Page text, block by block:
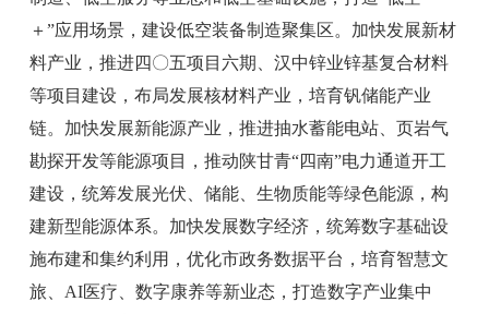
＋”应用场景，建设低空装备制造聚集区。加快发展新材
料产业，推进四〇五项目六期、 汉中锌业锌基复合材料
等项目建设，布局发展核材料产业，培育钒储能产业
链。 加快发展新能源产业， 推进抽水蓄能电站、页岩气
勘探开发等能源项目
， 推动陕甘青“四南”电力通道开工
建设，统筹发展光伏、储能、生物质能等绿色能源， 构
建新型能源体系。 加快发展数字经济，统筹数字基础设
施布建和集约利用，优化市政务数据平台，培育智慧文
旅、 AI医疗、数字康养等新业态，打造数字产业集中